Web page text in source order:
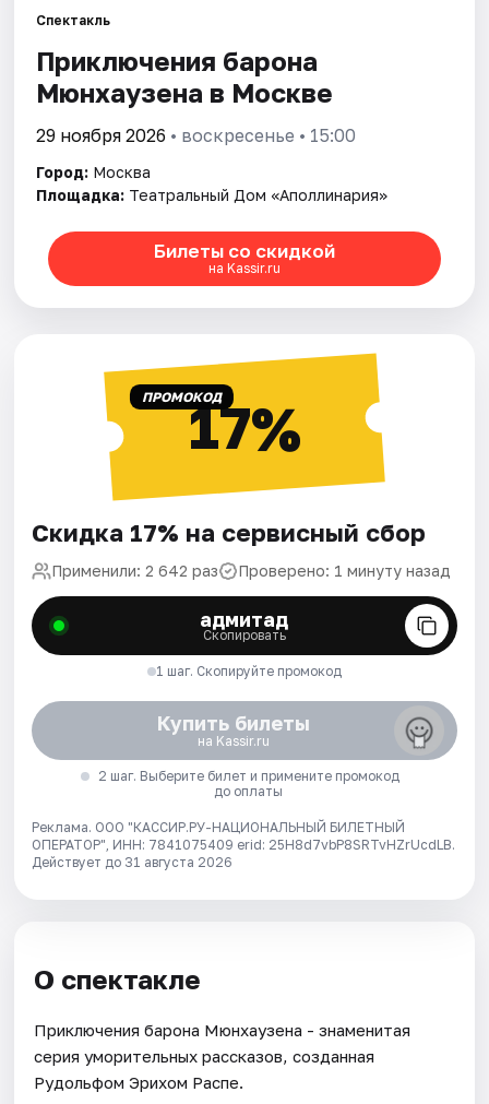
Города
Площадки
Рейтинги
Спектакль
Приключения барона
Мюнхаузена в Москве
29 ноября 2026 • воскресенье • 15:00
Город: Москва
Площадка: Театральный Дом «Аполлинария»
Билеты со скидкой
на Kassir.ru
ПРОМОКОД17%
Скидка 17% на сервисный сбор
Применили: 2 642 раз Проверено: 1 минуту назад
адмитад
Скопировать
1 шаг. Скопируйте промокод
Купить билеты
на Kassir.ru
2 шаг. Выберите билет и примените промокод
до оплаты
Реклама. ООО "КАССИР.РУ-НАЦИОНАЛЬНЫЙ БИЛЕТНЫЙ
ОПЕРАТОР", ИНН: 7841075409 erid: 25H8d7vbP8SRTvHZrUcdLB.
Действует до 31 августа 2026
О спектакле
Приключения барона Мюнхаузена - знаменитая
серия уморительных рассказов, созданная
Рудольфом Эрихом Распе.